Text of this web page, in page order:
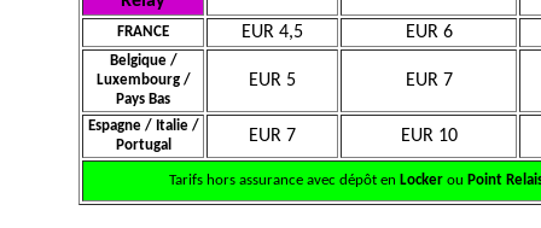
FRANCE EUR 4,5 EUR 6
Belgique /
Luxembourg /
Pays Bas
EUR 5 EUR 7
Espagne / Italie /
Portugal
EUR 7 EUR 10
Tarifs hors assurance avec dépôt en Lockerou Point